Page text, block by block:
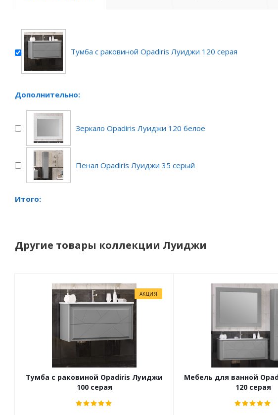
Тумба с раковиной Opadiris Луиджи 120 серая
Дополнительно:
Зеркало Opadiris Луиджи 120 белое
Пенал Opadiris Луиджи 35 серый
Итого:
Другие товары коллекции Луиджи
АКЦИЯ
Тумба с раковиной Opadiris Луиджи
100 серая
Мебель для ванной
120 серая